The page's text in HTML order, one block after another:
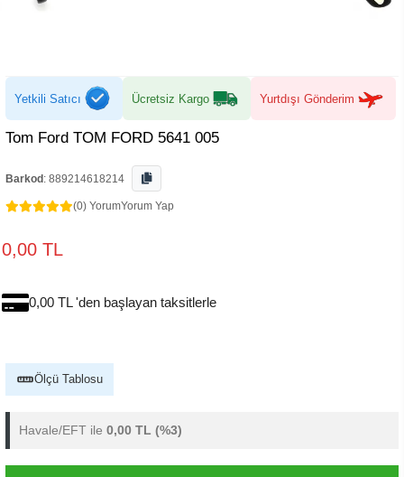
Yetkili Satıcı Ücretsiz Kargo Yurtdışı Gönderim
Tom Ford TOM FORD 5641 005
Barkod : 889214618214
(0) YorumYorum Yap
0,00 TL
0,00 TL 'den başlayan taksitlerle
Ölçü Tablosu
Havale/EFT ile 0,00 TL (%3)